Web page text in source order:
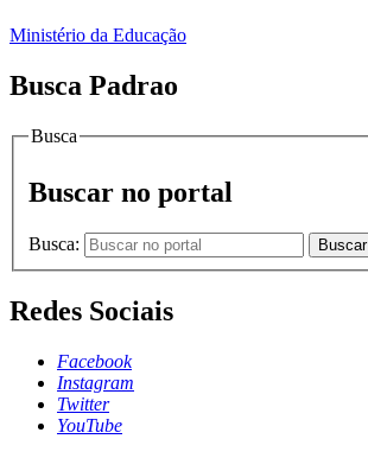
Ministério da Educação
Busca Padrao
Busca
Buscar no portal
Busca: Buscar
Redes Sociais
Facebook
Instagram
Twitter
YouTube